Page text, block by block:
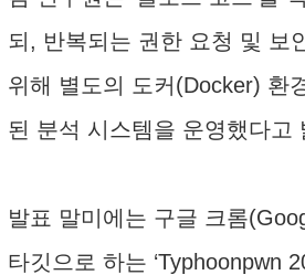
되, 반복되는 권한 요청 및 보
위해 별도의 도커(Docker) 환
된 분석 시스템을 운영했다고
발표 말미에는 구글 크롬
타깃으로 하는 ‘Typhoonpwn